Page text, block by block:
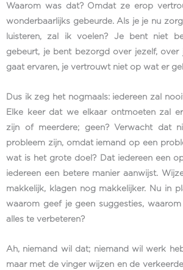
Waarom was dat? Omdat ze erop
wonderbaarlijks gebeurde. Als je je nu
luisteren, zal ik voelen? Je bent niet
gebeurt, je bent bezorgd over jezelf,
gaat ervaren, je vertrouwt niet op wat er
Dus ik zeg het nogmaals: iedereen zal
Elke keer dat we elkaar ontmoeten zal
zijn of meerdere; geen? Verwacht dat
probleem zijn, omdat iemand op een
wat is het grote doel? Dat iedereen een
iedereen een betere manier aanwijst.
makkelijk, klagen nog makkelijker. Nu in
waarom geef je geen suggesties,
alles te verbeteren?
Ah, niemand wil dat; niemand wil werk
maar met de vinger wijzen en de